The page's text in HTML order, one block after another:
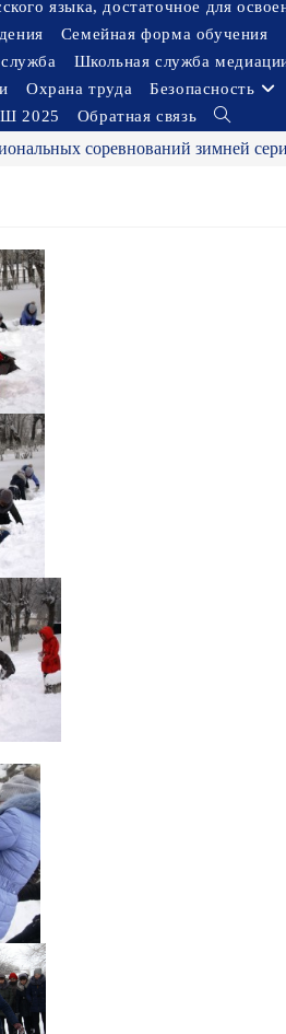
языка, достаточное для
Семейная форма обучения
Школьная служба
Охрана труда Безопасность
2025 Обратная связь
поиск
соревнований зимней